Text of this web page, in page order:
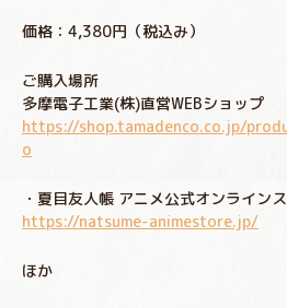
価格：4,380円（税込み）
ご購入場所
多摩電子工業(株)直営WEBショップ
https://shop.tamadenco.co.jp/
o
・夏⽬友⼈帳 アニメ公式オンライン
https://natsume-animestore.jp/
ほか